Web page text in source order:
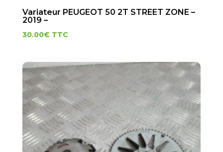
Variateur PEUGEOT 50 2T STREET ZONE –
2019 –
30.00€ TTC